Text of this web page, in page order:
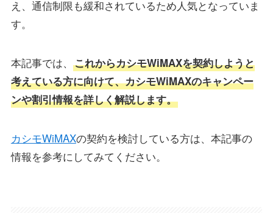
え、通信制限も緩和されているため人気となっていま
す。
本記事では、
これからカシモWiMAXを契約しようと
考えている方に向けて、カシモWiMAXのキャンペー
ンや割引情報を詳しく解説します。
カシモWiMAXの契約を検討している方は、本記事の
情報を参考にしてみてください。